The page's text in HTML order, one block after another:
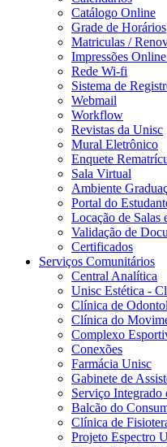
Catálogo Online
Grade de Horários
Matriculas /
Impressões
Rede Wi-fi
Sistema de
Webmail
Workflow
Revistas da Unisc
Mural Eletrônico
Enquete
Sala Virtual
Ambiente
Portal do
Locação de Salas
Validação de
Certificados
Serviços Comunitários
Central Analítica
Unisc Estética -
Clínica de
Clínica do
Complexo
Conexões
Farmácia Unisc
Gabinete de
Serviço Integrado
Balcão do
Clínica de
Projeto Espectro